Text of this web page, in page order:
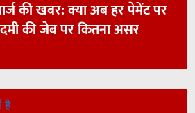
की खबर: क्या अब हर पेमेंट पर
की जेब पर कितना असर